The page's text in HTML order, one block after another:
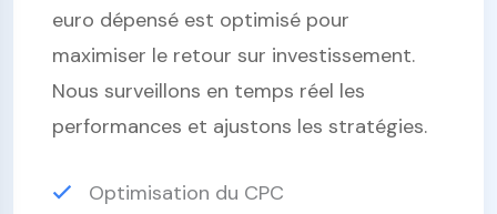
euro dépensé est optimisé pour
maximiser le retour sur investissement.
Nous surveillons en temps réel les
performances et ajustons les stratégies.
Optimisation du CPC